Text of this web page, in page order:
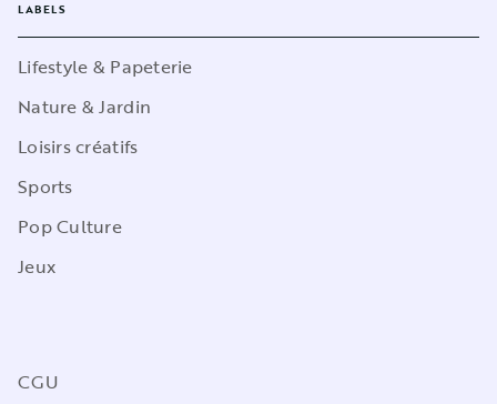
LABELS
Lifestyle & Papeterie
Nature & Jardin
Loisirs créatifs
Sports
Pop Culture
Jeux
CGU